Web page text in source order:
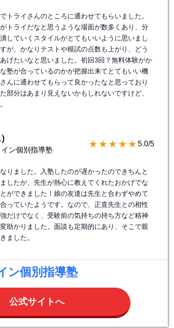
トライさんのところに通わせてもらいました。
トライだなと思うような場面が数多くあり、分
していくスタイルがとてもいいように思いまし
が、かなりテストや模試の点数も上がり、どう
げたいなと思いました。初回3回？無料体験がか
塾が合っているのかが把握出来てとてもいい機
んに通わせてもらって良かったなと思っており
部分はあまり見えないかもしれないですけど、
イン個別指導塾
★★★★★ 5.0/5
りました。入塾したのが遅かったのできちんと
したが、先生が熱心に教えてくれたおかげでな
ができました！娘の友達は先生と合わずやめて
っていたようです。なので、正直先生との相性
だけでなく、受験前の気持ちの持ち方など精神
助かりました。面談も定期的にあり、そこで親
ました。
ン個別指導塾
公式サイトへ